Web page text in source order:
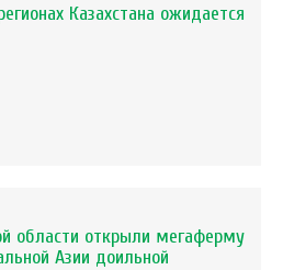
Казахстана ожидается
области открыли мегаферму
Азии доильной